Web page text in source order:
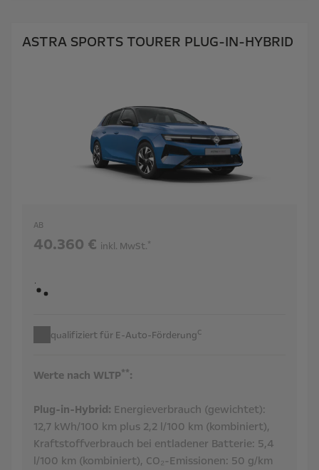
ASTRA SPORTS TOURER PLUG-IN-HYBRID
AB
40.360 € inkl. MwSt.*
qualifiziert für E-Auto-Förderungc
Werte nach WLTP**:
Plug-in-Hybrid: Energieverbrauch (gewichtet):
12,7 kWh/100 km plus 2,2 l/100 km (kombiniert),
Kraftstoffverbrauch bei entladener Batterie: 5,4
l/100 km (kombiniert), CO₂-Emissionen: 50 g/km